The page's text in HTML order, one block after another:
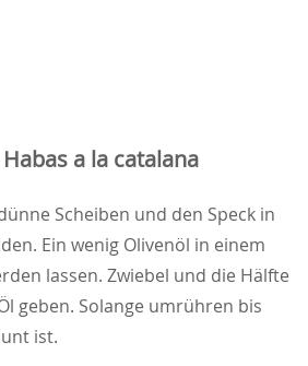
a la catalana
Scheiben und den Speck in
Ein wenig Olivenöl in einem
lassen. Zwiebel und die Hälfte
geben. Solange umrühren bis
ist.